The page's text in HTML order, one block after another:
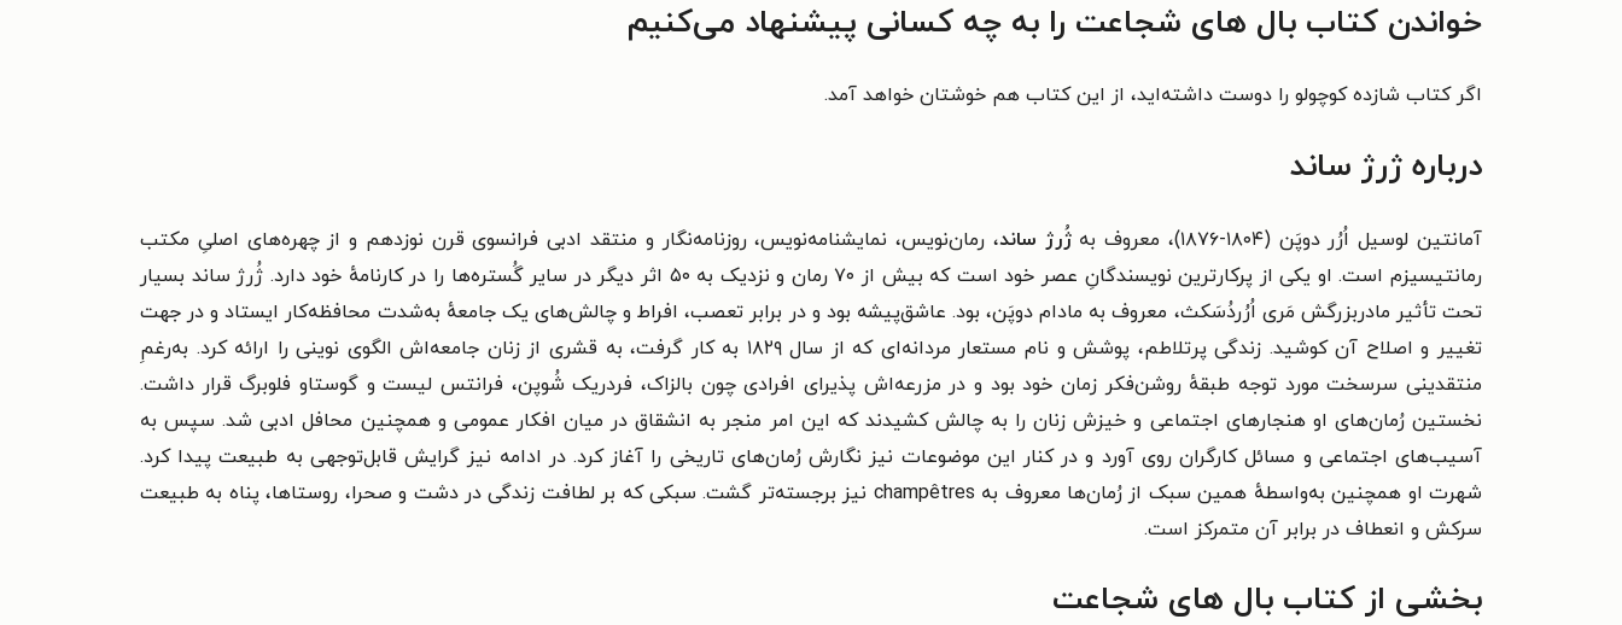
خواندن کتاب بال های شجاعت را به چه کسانی پیشنهاد می‌کنیم
اگر کتاب شازده کوچولو را دوست داشته‌اید، از این کتاب هم خوشتان خواهد آمد.
درباره ژرژ ساند
آمانتین لوسیل اُرُر دوپَن (۱۸۰۴-۱۸۷۶)، معروف به ژُرژ ساند، رمان‌نویس، نمایشنامه‌نویس، روزنامه‌نگار و منتقد ادبی فرانسوی قرن نوزدهم و از چهره‌های اصلیِ مکتب
رمانتیسیزم است. او یکی از پرکارترین نویسندگانِ عصر خود است که بیش از ۷۰ رمان و نزدیک به ۵۰ اثر دیگر در سایر گُستره‌ها را در کارنامهٔ خود دارد. ژُرژ ساند بسیار
تحت تأثیر مادربزرگش مَری اُرُردُ‌سَکث، معروف به مادام دوپَن، بود. عاشق‌پیشه بود و در برابر تعصب، افراط و چالش‌های یک جامعهٔ به‌شدت محافظه‌کار ایستاد و در جهت
تغییر و اصلاح آن کوشید. زندگی پرتلاطم، پوشش و نام مستعار مردانه‌ای که از سال ۱۸۲۹ به کار گرفت، به قشری از زنان جامعه‌اش الگوی نوینی را ارائه کرد. به‌رغمِ
منتقدینی سرسخت مورد توجه طبقهٔ روشن‌فکر زمان خود بود و در مزرعه‌اش پذیرای افرادی چون بالزاک، فردریک شُوپن، فرانتس لیست و گوستاو فلوبرگ قرار داشت.
نخستین رُمان‌های او هنجارهای اجتماعی و خیزش زنان را به چالش کشیدند که این امر منجر به انشقاق در میان افکار عمومی و همچنین محافل ادبی شد. سپس به
آسیب‌های اجتماعی و مسائل کارگران روی آورد و در کنار این موضوعات نیز نگارش رُمان‌های تاریخی را آغاز کرد. در ادامه نیز گرایش قابل‌توجهی به طبیعت پیدا کرد.
شهرت او همچنین به‌واسطهٔ همین سبک از رُمان‌ها معروف به champêtres نیز برجسته‌تر گشت. سبکی که بر لطافت زندگی در دشت و صحرا،‌ روستاها، پناه به طبیعت
سرکش و انعطاف در برابر آن متمرکز است.
بخشی از کتاب بال های شجاعت